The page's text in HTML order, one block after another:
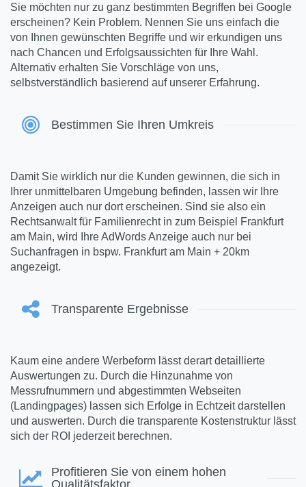
Sie möchten nur zu ganz bestimmten Begriffen bei Google
erscheinen? Kein Problem. Nennen Sie uns einfach die
von Ihnen gewünschten Begriffe und wir erkundigen uns
nach Chancen und Erfolgsaussichten für Ihre Wahl.
Alternativ erhalten Sie Vorschläge von uns,
selbstverständlich basierend auf unserer Erfahrung.
Bestimmen Sie Ihren Umkreis
Damit Sie wirklich nur die Kunden gewinnen, die sich in
Ihrer unmittelbaren Umgebung befinden, lassen wir Ihre
Anzeigen auch nur dort erscheinen. Sind sie also ein
Rechtsanwalt für Familienrecht in zum Beispiel Frankfurt
am Main, wird Ihre AdWords Anzeige auch nur bei
Suchanfragen in bspw. Frankfurt am Main + 20km
angezeigt.
Transparente Ergebnisse
Kaum eine andere Werbeform lässt derart detaillierte
Auswertungen zu. Durch die Hinzunahme von
Messrufnummern und abgestimmten Webseiten
(Landingpages) lassen sich Erfolge in Echtzeit darstellen
und auswerten. Durch die transparente Kostenstruktur lässt
sich der ROI jederzeit berechnen.
Profitieren Sie von einem hohen
Qualitätsfaktor